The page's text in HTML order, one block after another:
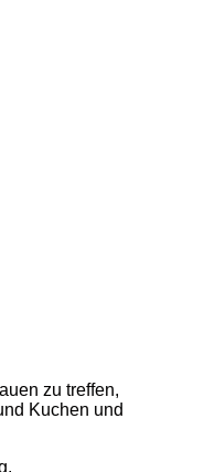
zu treffen,
Kuchen und